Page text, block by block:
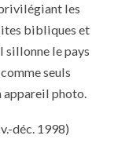
les
bibliques et
sillonne le pays
seuls
appareil photo.
déc. 1998)